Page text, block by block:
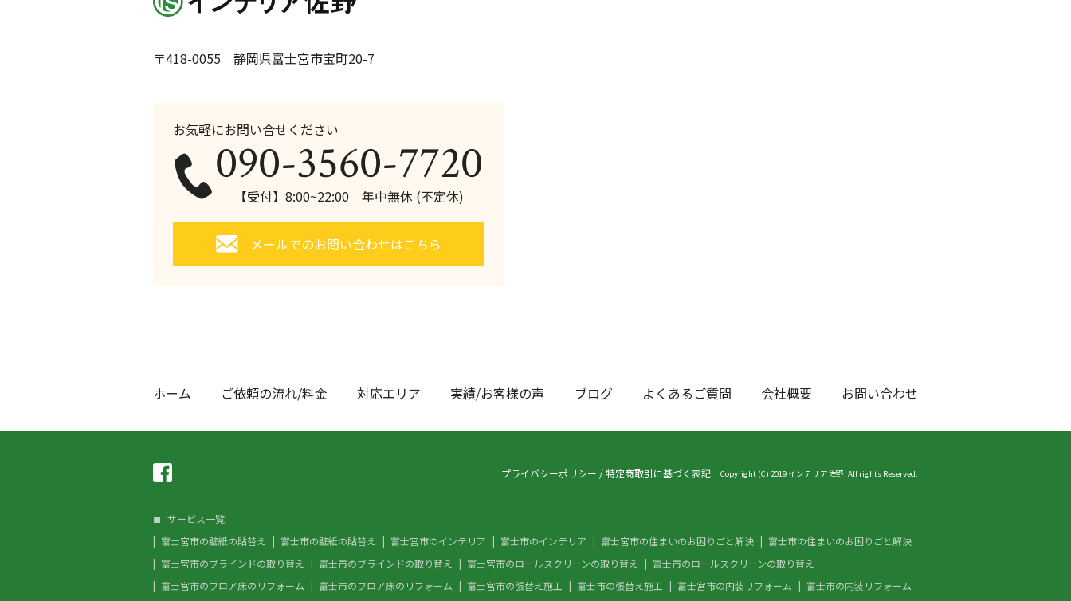
〒418-0055 静岡県富士宮市宝町20-7
お気軽にお問い合せください
090-3560-7720
【受付】8:00~22:00 年中無休 (不定休)
メールでのお問い合わせはこちら
ホーム ご依頼の流れ/料金 対応エリア 実績/お客様の声 ブログ よくあるご質問 会社概要 お問い合わせ
プライバシーポリシー /特定商取引に基づく表記 Copyright (C) 2019 インテリア佐野. All rights Reserved.
サービス一覧
富士宮市の壁紙の貼替え
富士市の壁紙の貼替え 富士宮市のインテリア 富士市のインテリア 富士宮市の住まいのお困りごと解決
富士市の住まいのお困りごと解決
富士宮市のブラインドの取り替え
富士市のブラインドの取り替え 富士宮市のロールスクリーンの取り替え
富士市のロールスクリーンの取り替え
富士宮市のフロア床のリフォーム
富士市のフロア床のリフォーム 富士宮市の張替え施工 富士市の張替え施工 富士宮市の内装リフォーム 富士市の内装リフォーム